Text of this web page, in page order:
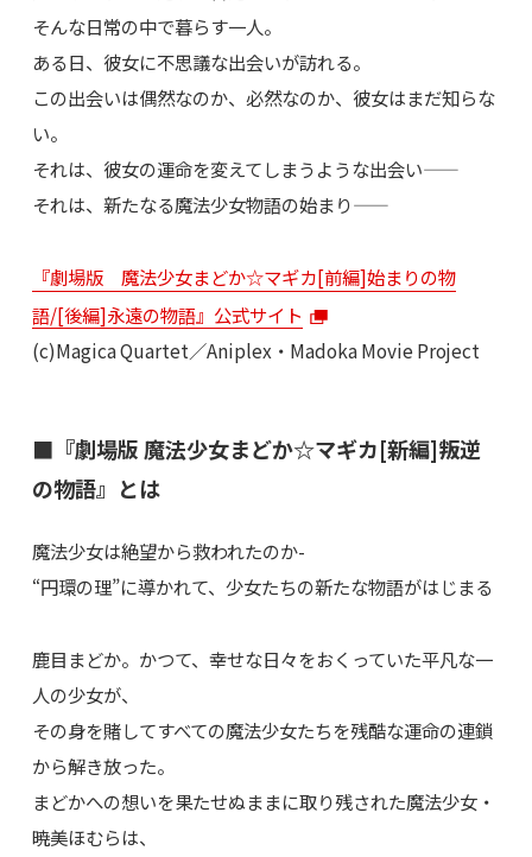
そんな日常の中で暮らす一人。
ある日、彼女に不思議な出会いが訪れる。
この出会いは偶然なのか、必然なのか、彼女はまだ知らな
い。
それは、彼女の運命を変えてしまうような出会い——
それは、新たなる魔法少女物語の始まり——
『劇場版 魔法少女まどか☆マギカ[前編]始まりの物
語/[後編]永遠の物語』公式サイト
(c)Magica Quartet／Aniplex・Madoka Movie Project
■『劇場版 魔法少女まどか☆マギカ[新編]叛逆
の物語』とは
魔法少女は絶望から救われたのか-
“円環の理”に導かれて、少女たちの新たな物語がはじまる
鹿目まどか。かつて、幸せな日々をおくっていた平凡な一
人の少女が、
その身を賭してすべての魔法少女たちを残酷な運命の連鎖
から解き放った。
まどかへの想いを果たせぬままに取り残された魔法少女・
暁美ほむらは、